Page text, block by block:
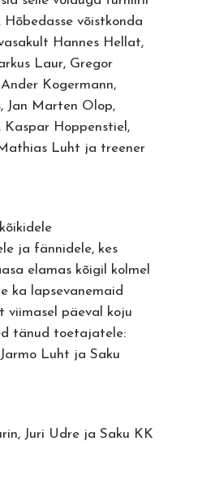
Hõbedasse võistkonda
Hannes Hellat,
Laur, Gregor
Kogermann,
Jan Marten Olop,
Kaspar Hoppenstiel,
Luht ja treener
ja fännidele, kes
elamas kõigil kolmel
ka lapsevanemaid
viimasel päeval koju
tänud toetajatele:
Luht ja Saku
Juri Udre ja Saku KK